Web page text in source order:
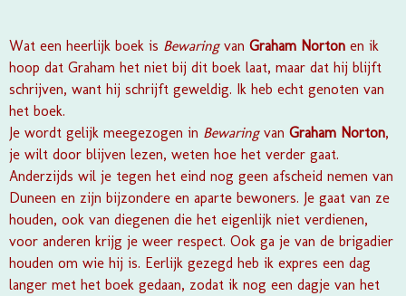
Wat een heerlijk boek is Bewaringvan Graham Norton en ik
hoop dat Graham het niet bij dit boek laat, maar dat hij blijft
schrijven, want hij schrijft geweldig. Ik heb echt genoten van
het boek.
Je wordt gelijk meegezogen in Bewaringvan Graham Norton,
je wilt door blijven lezen, weten hoe het verder gaat.
Anderzijds wil je tegen het eind nog geen afscheid nemen van
Duneen en zijn bijzondere en aparte bewoners. Je gaat van ze
houden, ook van diegenen die het eigenlijk niet verdienen,
voor anderen krijg je weer respect. Ook ga je van de brigadier
houden om wie hij is. Eerlijk gezegd heb ik expres een dag
langer met het boek gedaan, zodat ik nog een dagje van het